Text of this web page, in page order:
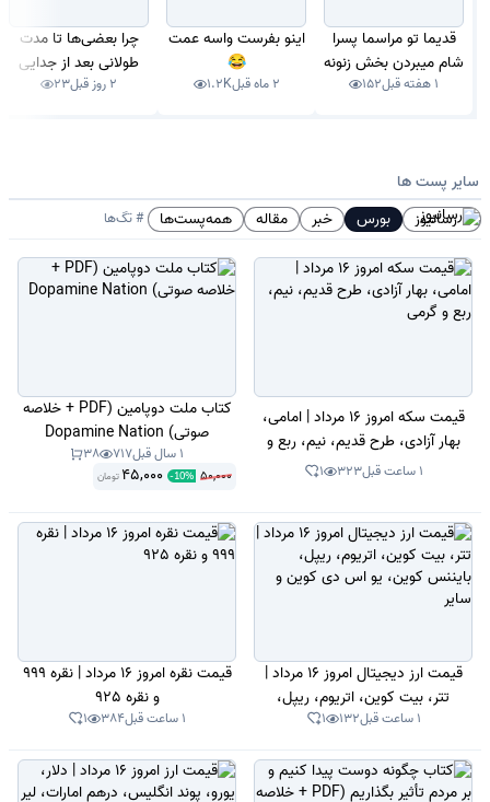
قدیما تو مراسما پسرا
شام میبردن بخش زنونه
😂 نگو که یادت نمیاد!
1 هفته قبل 152
اینو بفرست واسه عمت
😂
2 ماه قبل 1.2K
چرا بعضی‌ها تا مدت
طولانی بعد از جدایی
عاشق نمیشن؟
2 روز قبل 23
سایر پست ها
رسانیوز بورس خبر مقاله همه‌پست‌ها # تگ‌ها
قیمت سکه امروز 16 مرداد | امامی،
بهار آزادی، طرح قدیم، نیم، ربع و
گرمی
1 ساعت قبل 323
1
کتاب ملت دوپامین (PDF + خلاصه
صوتی) Dopamine Nation
1 سال قبل 717
38
50,000
-10%
45,000 تومان
قیمت ارز دیجیتال امروز 16 مرداد |
تتر، بیت کوین، اتریوم، ریپل،
بایننس کوین، یو اس دی کوین و
1 ساعت قبل 132
1
قیمت نقره امروز 16 مرداد | نقره 999
و نقره 925
1 ساعت قبل 384
1